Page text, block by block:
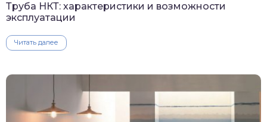
Труба НКТ: характеристики и возможности
эксплуатации
Читать далее